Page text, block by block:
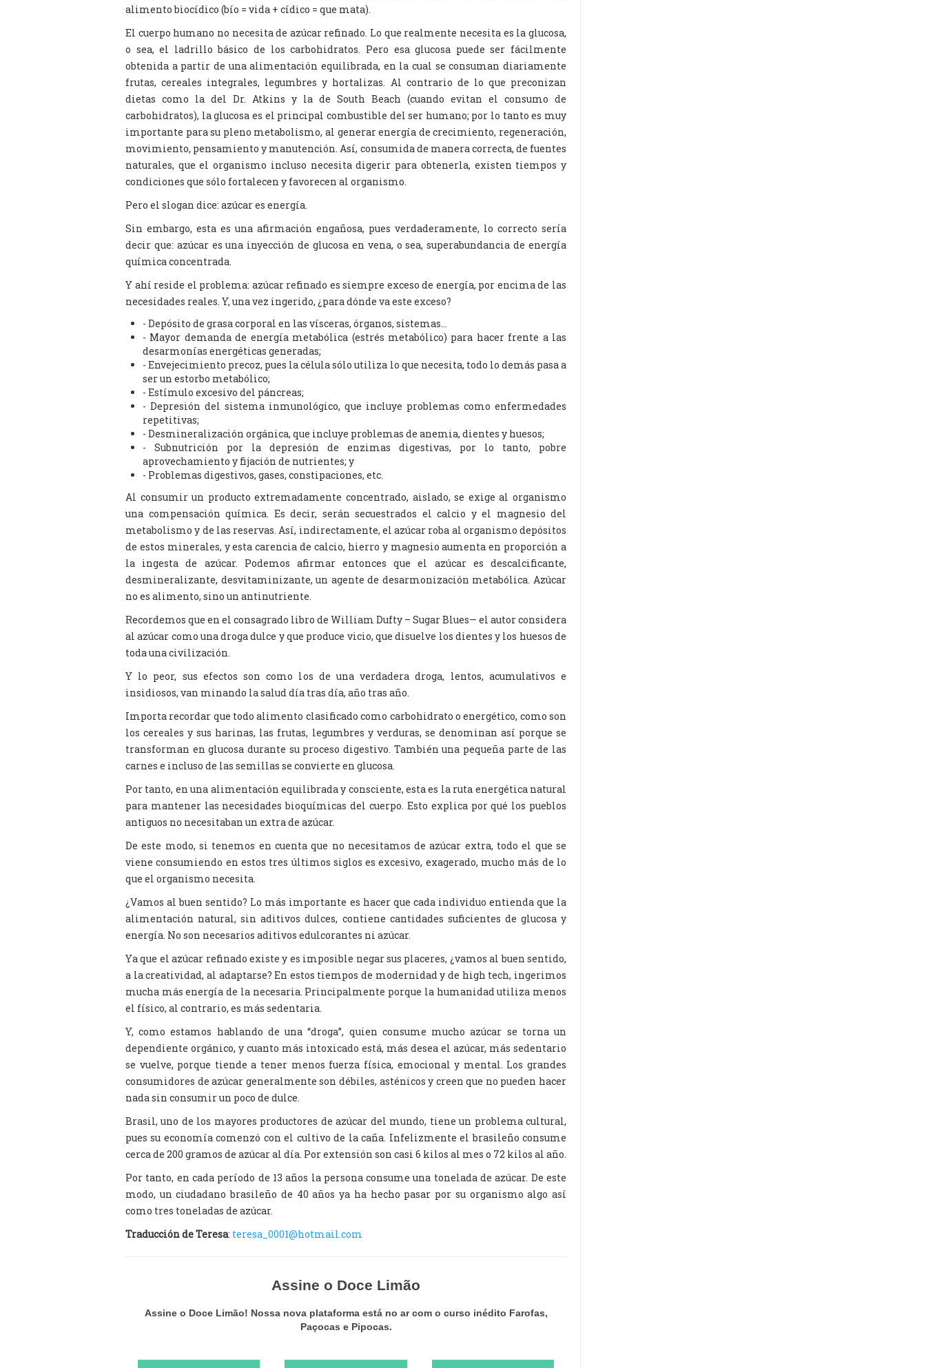
alimento biocídico (bío = vida + cídico = que mata).
El cuerpo humano no necesita de azúcar refinado. Lo que realmente necesita es la glucosa,
o sea, el ladrillo básico de los carbohidratos. Pero esa glucosa puede ser fácilmente
obtenida a partir de una alimentación equilibrada, en la cual se consuman diariamente
frutas, cereales integrales, legumbres y hortalizas. Al contrario de lo que preconizan
dietas como la del Dr. Atkins y la de South Beach (cuando evitan el consumo de
carbohidratos), la glucosa es el principal combustible del ser humano; por lo tanto es muy
importante para su pleno metabolismo, al generar energía de crecimiento, regeneración,
movimiento, pensamiento y manutención. Así, consumida de manera correcta, de fuentes
naturales, que el organismo incluso necesita digerir para obtenerla, existen tiempos y
condiciones que sólo fortalecen y favorecen al organismo.
Pero el slogan dice: azúcar es energía.
Sin embargo, esta es una afirmación engañosa, pues verdaderamente, lo correcto sería
decir que: azúcar es una inyección de glucosa en vena, o sea, superabundancia de energía
química concentrada.
Y ahí reside el problema: azúcar refinado es siempre exceso de energía, por encima de las
necesidades reales. Y, una vez ingerido, ¿para dónde va este exceso?
- Depósito de grasa corporal en las vísceras, órganos, sistemas…
- Mayor demanda de energía metabólica (estrés metabólico) para hacer frente a las
desarmonías energéticas generadas;
- Envejecimiento precoz, pues la célula sólo utiliza lo que necesita, todo lo demás pasa a
ser un estorbo metabólico;
- Estímulo excesivo del páncreas;
- Depresión del sistema inmunológico, que incluye problemas como enfermedades
repetitivas;
- Desmineralización orgánica, que incluye problemas de anemia, dientes y huesos;
- Subnutrición por la depresión de enzimas digestivas, por lo tanto, pobre
aprovechamiento y fijación de nutrientes; y
- Problemas digestivos, gases, constipaciones, etc.
Al consumir un producto extremadamente concentrado, aislado, se exige al organismo
una compensación química. Es decir, serán secuestrados el calcio y el magnesio del
metabolismo y de las reservas. Así, indirectamente, el azúcar roba al organismo depósitos
de estos minerales, y esta carencia de calcio, hierro y magnesio aumenta en proporción a
la ingesta de azúcar. Podemos afirmar entonces que el azúcar es descalcificante,
desmineralizante, desvitaminizante, un agente de desarmonización metabólica. Azúcar
no es alimento, sino un antinutriente.
Recordemos que en el consagrado libro de William Dufty – Sugar Blues— el autor considera
al azúcar como una droga dulce y que produce vicio, que disuelve los dientes y los huesos de
toda una civilización.
Y lo peor, sus efectos son como los de una verdadera droga, lentos, acumulativos e
insidiosos, van minando la salud día tras día, año tras año.
Importa recordar que todo alimento clasificado como carbohidrato o energético, como son
los cereales y sus harinas, las frutas, legumbres y verduras, se denominan así porque se
transforman en glucosa durante su proceso digestivo. También una pequeña parte de las
carnes e incluso de las semillas se convierte en glucosa.
Por tanto, en una alimentación equilibrada y consciente, esta es la ruta energética natural
para mantener las necesidades bioquímicas del cuerpo. Esto explica por qué los pueblos
antiguos no necesitaban un extra de azúcar.
De este modo, si tenemos en cuenta que no necesitamos de azúcar extra, todo el que se
viene consumiendo en estos tres últimos siglos es excesivo, exagerado, mucho más de lo
que el organismo necesita.
¿Vamos al buen sentido? Lo más importante es hacer que cada individuo entienda que la
alimentación natural, sin aditivos dulces, contiene cantidades suficientes de glucosa y
energía. No son necesarios aditivos edulcorantes ni azúcar.
Ya que el azúcar refinado existe y es imposible negar sus placeres, ¿vamos al buen sentido,
a la creatividad, al adaptarse? En estos tiempos de modernidad y de high tech, ingerimos
mucha más energía de la necesaria. Principalmente porque la humanidad utiliza menos
el físico, al contrario, es más sedentaria.
Y, como estamos hablando de una “droga”, quien consume mucho azúcar se torna un
dependiente orgánico, y cuanto más intoxicado está, más desea el azúcar, más sedentario
se vuelve, porque tiende a tener menos fuerza física, emocional y mental. Los grandes
consumidores de azúcar generalmente son débiles, asténicos y creen que no pueden hacer
nada sin consumir un poco de dulce.
Brasil, uno de los mayores productores de azúcar del mundo, tiene un problema cultural,
pues su economía comenzó con el cultivo de la caña. Infelizmente el brasileño consume
cerca de 200 gramos de azúcar al día. Por extensión son casi 6 kilos al mes o 72 kilos al año.
Por tanto, en cada período de 13 años la persona consume una tonelada de azúcar. De este
modo, un ciudadano brasileño de 40 años ya ha hecho pasar por su organismo algo así
como tres toneladas de azúcar.
Traducción de Teresa: teresa_0001@hotmail.com
Assine o Doce Limão
Assine o Doce Limão! Nossa nova plataforma está no ar com o curso inédito Farofas,
Paçocas e Pipocas.